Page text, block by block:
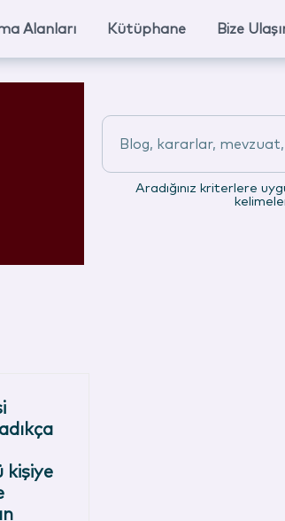
Alanları Kütüphane Bize
Blog, kararlar, mevzuat,
Aradığınız kriterlere
kişiye